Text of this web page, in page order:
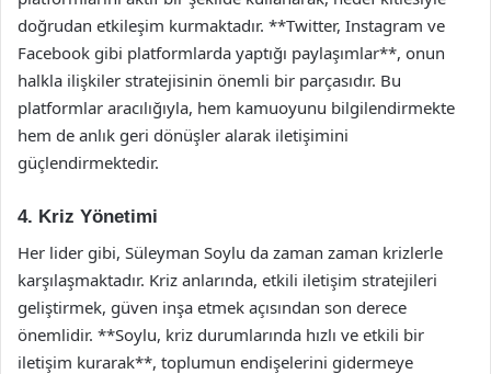
doğrudan etkileşim kurmaktadır. **Twitter, Instagram ve
Facebook gibi platformlarda yaptığı paylaşımlar**, onun
halkla ilişkiler stratejisinin önemli bir parçasıdır. Bu
platformlar aracılığıyla, hem kamuoyunu bilgilendirmekte
hem de anlık geri dönüşler alarak iletişimini
güçlendirmektedir.
4. Kriz Yönetimi
Her lider gibi, Süleyman Soylu da zaman zaman krizlerle
karşılaşmaktadır. Kriz anlarında, etkili iletişim stratejileri
geliştirmek, güven inşa etmek açısından son derece
önemlidir. **Soylu, kriz durumlarında hızlı ve etkili bir
iletişim kurarak**, toplumun endişelerini gidermeye